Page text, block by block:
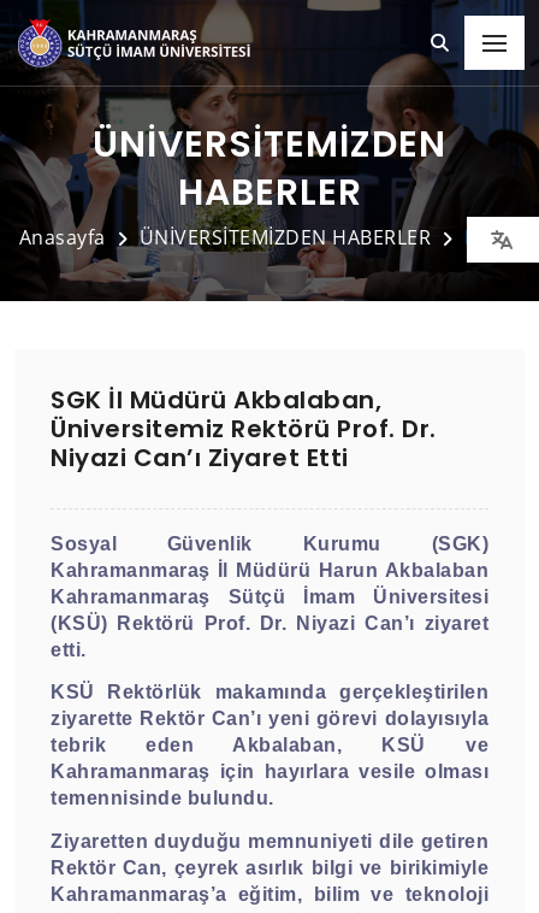
ÜNİVERSİTEMİZDEN
HABERLER
Anasayfa ÜNİVERSİTEMİZDEN HABERLER Detay
SGK İl Müdürü Akbalaban,
Üniversitemiz Rektörü Prof. Dr.
Niyazi Can’ı Ziyaret Etti
Sosyal Güvenlik Kurumu (SGK)
Kahramanmaraş İl Müdürü Harun Akbalaban
Kahramanmaraş Sütçü İmam Üniversitesi
(KSÜ) Rektörü Prof. Dr. Niyazi Can’ı ziyaret
etti.
KSÜ Rektörlük makamında gerçekleştirilen
ziyarette Rektör Can’ı yeni görevi dolayısıyla
tebrik eden Akbalaban, KSÜ ve
Kahramanmaraş için hayırlara vesile olması
temennisinde bulundu.
Ziyaretten duyduğu memnuniyeti dile getiren
Rektör Can, çeyrek asırlık bilgi ve birikimiyle
Kahramanmaraş’a eğitim, bilim ve teknoloji